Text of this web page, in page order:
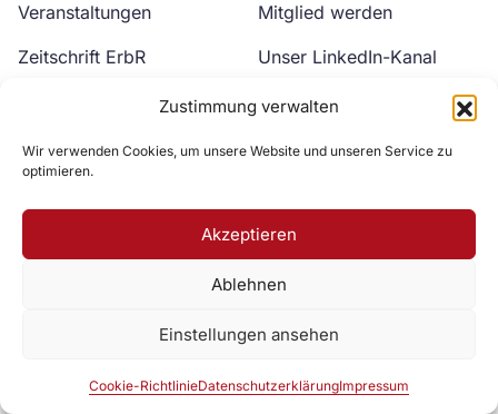
Zustimmung verwalten
Wir verwenden Cookies, um unsere Website und unseren Service zu
optimieren.
Akzeptieren
Ablehnen
Einstellungen ansehen
Cookie-RichtlinieDatenschutzerklärungImpressum
Veranstaltungen
Zeitschrift ErbR
Mitglied werden
Unser LinkedIn-Kanal
Unser YouTube-Kanal
Zur DAV Webseite